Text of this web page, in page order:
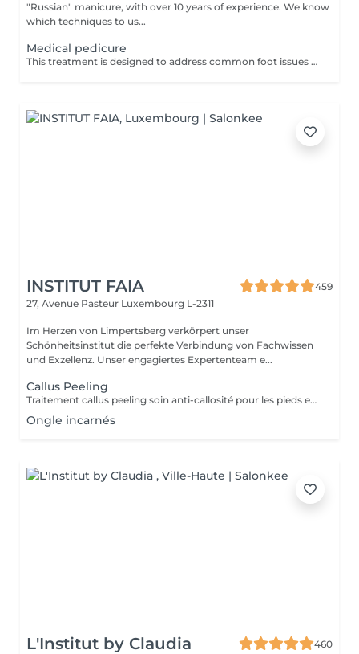
"Russian" manicure, with over 10 years of experience. We know
which techniques to us...
Medical pedicure
This treatment is designed to address common foot issues such as cracks, calluses, corns, ingrown toenail correction... All managed with precision by our sepcialist. Service content: -Initial assessment of the foot condition -Hygienic cleansing and softening of the skin -Removal of hardened or thickened areas -Detailed nail care and reshaping -Targeted treatment of problem zones -Application of a therapeutic foot cream
INSTITUT FAIA
459
27, Avenue Pasteur Luxembourg L-2311
Im Herzen von Limpertsberg verkörpert unser
Schönheitsinstitut die perfekte Verbindung von Fachwissen
und Exzellenz. Unser engagiertes Expertenteam e...
Callus Peeling
Traitement callus peeling soin anti-callosité pour les pieds en seulement 15 minutes CALLUSPEELING permet d'éliminer facilement, sans lames ni cutters, les callosités et les fissures, donnant aux pieds une incroyable douceur et une sensation infinie de légèreté.
Ongle incarnés
L'Institut by Claudia
460